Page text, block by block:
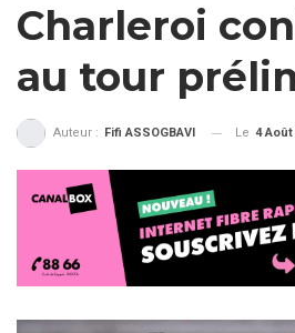
Charleroi
au tour
Auteur : Fifi ASSOGBAVI Le 4 Août